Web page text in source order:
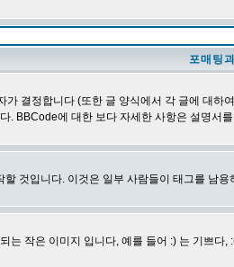
포매팅
결정합니다 (또한 글 양식에서 각 글에 대
. BBCode에 대한 보다 자세한 사항은 설명서
것입니다. 이것은 일부 사람들이 태그를 남
작은 이미지 입니다, 예를 들어 :) 는 기쁘